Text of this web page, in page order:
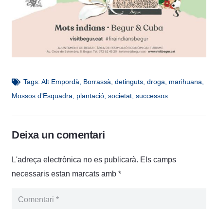
Tags: Alt Empordà, Borrassà, detinguts, droga, marihuana,
Mossos d'Esquadra, plantació, societat, successos
Deixa un comentari
L'adreça electrònica no es publicarà. Els camps
necessaris estan marcats amb *